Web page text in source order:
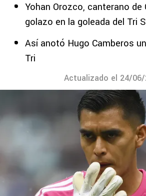
Yohan Orozco, canterano de
golazo en la goleada del Tri
Así anotó Hugo Camberos
Tri
Actualizado el 24/